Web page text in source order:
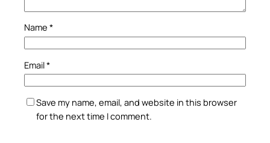
Name *
Email*
Save my name, email, and website in this browser
for the next time I comment.